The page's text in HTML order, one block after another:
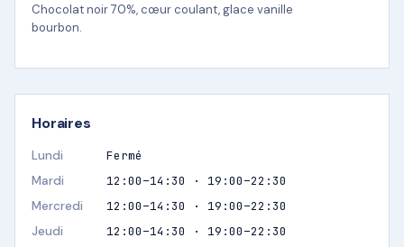
Chocolat noir 70%, cœur coulant, glace vanille
bourbon.
Horaires
Lundi
Fermé
Mardi
12:00–14:30 · 19:00–22:30
Mercredi
12:00–14:30 · 19:00–22:30
Jeudi
12:00–14:30 · 19:00–22:30